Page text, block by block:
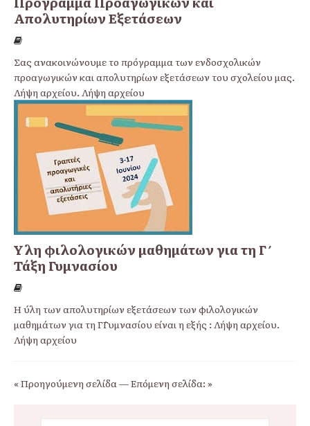
Απολυτηρίων Εξετάσεων
Σας ανακοινώνουμε το πρόγραμμα των ενδοσχολικών
προαγωγικών και απολυτηρίων εξετάσεων του σχολείου μας.
Λήψη αρχείου. Λήψη αρχείου
Ύλη φιλολογικών μαθημάτων για τη Γ΄
Τάξη Γυμνασίου
Η ύλη των απολυτηρίων εξετάσεων των φιλολογικών
μαθημάτων για τη Γ΄Γυμνασίου είναι η εξής : Λήψη αρχείου.
Λήψη αρχείου
« Προηγούμενη σελίδα—Επόμενη σελίδα: »